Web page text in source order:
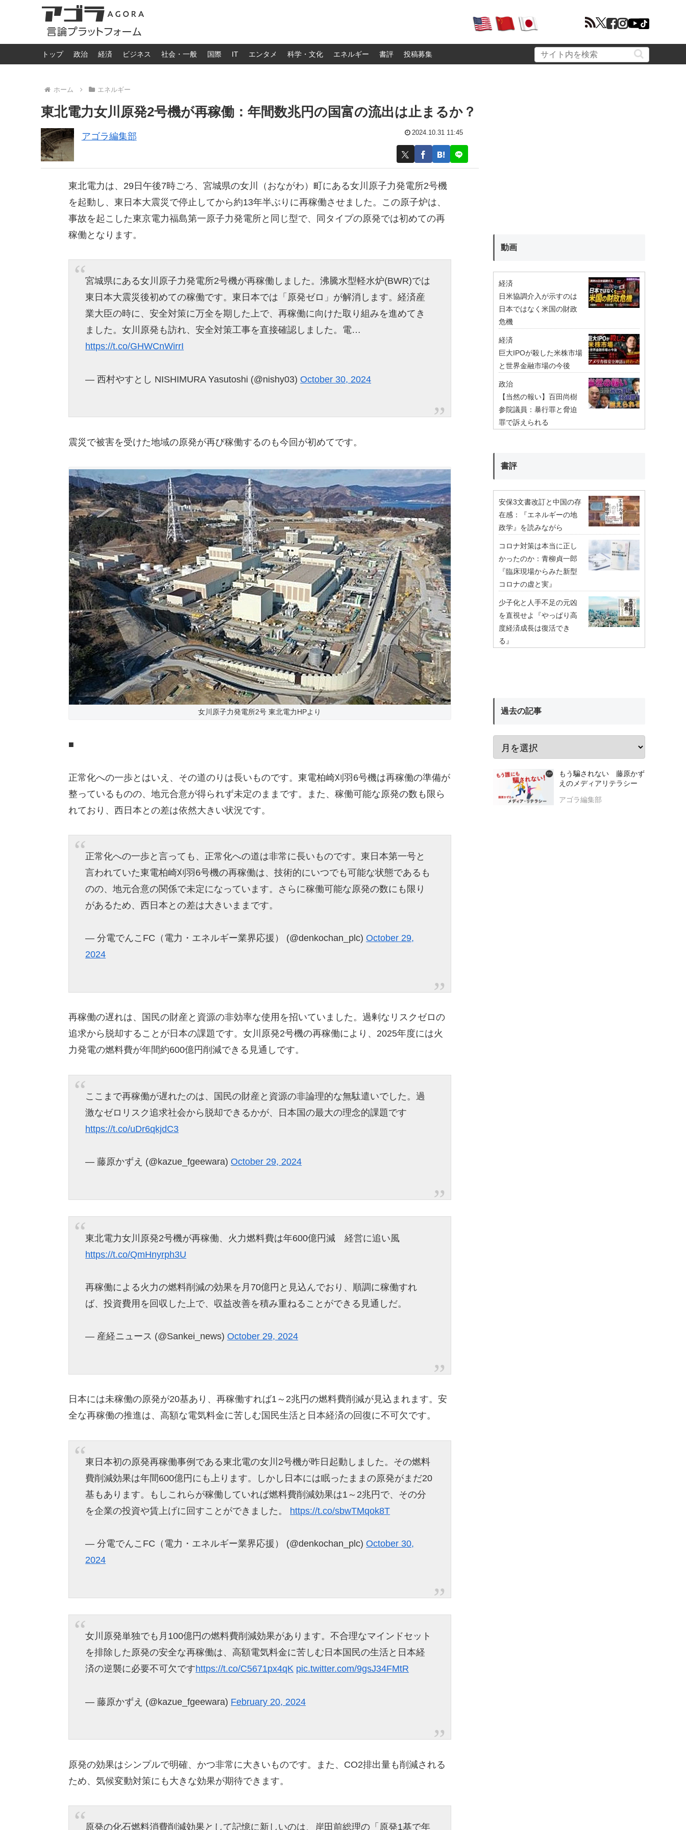
トップ 政治 経済 ビジネス 社会・一般 国際 IT エンタメ 科学・文化 エネルギー 書評 投稿募集
ホーム エネルギー
東北電力女川原発2号機が再稼働：年間数兆円の国富の流出は止まるか？
アゴラ編集部 2024.10.31 11:45
東北電力は、29日午後7時ごろ、宮城県の女川（おながわ）町にある女川原子力発電所2号機
を起動し、東日本大震災で停止してから約13年半ぶりに再稼働させました。この原子炉は、
事故を起こした東京電力福島第一原子力発電所と同じ型で、同タイプの原発では初めての再
稼働となります。
宮城県にある女川原子力発電所2号機が再稼働しました。沸騰水型軽水炉(BWR)では
東日本大震災後初めての稼働です。東日本では「原発ゼロ」が解消します。経済産
業大臣の時に、安全対策に万全を期した上で、再稼働に向けた取り組みを進めてき
ました。女川原発も訪れ、安全対策工事を直接確認しました。電…
https://t.co/GHWCnWirrI
— 西村やすとし NISHIMURA Yasutoshi (@nishy03)October 30, 2024
震災で被害を受けた地域の原発が再び稼働するのも今回が初めてです。
女川原子力発電所2号 東北電力HPより
■
正常化への一歩とはいえ、その道のりは長いものです。東電柏崎刈羽6号機は再稼働の準備が
整っているものの、地元合意が得られず未定のままです。また、稼働可能な原発の数も限ら
れており、西日本との差は依然大きい状況です。
正常化への一歩と言っても、正常化への道は非常に長いものです。東日本第一号と
言われていた東電柏崎刈羽6号機の再稼働は、技術的にいつでも可能な状態であるも
のの、地元合意の関係で未定になっています。さらに稼働可能な原発の数にも限り
があるため、西日本との差は大きいままです。
— 分電でんこFC（電力・エネルギー業界応援） (@denkochan_plc)October 29,
2024
再稼働の遅れは、国民の財産と資源の非効率な使用を招いていました。過剰なリスクゼロの
追求から脱却することが日本の課題です。女川原発2号機の再稼働により、2025年度には火
力発電の燃料費が年間約600億円削減できる見通しです。
ここまで再稼働が遅れたのは、国民の財産と資源の非論理的な無駄遣いでした。過
激なゼロリスク追求社会から脱却できるかが、日本国の最大の理念的課題です
https://t.co/uDr6qkjdC3
— 藤原かずえ (@kazue_fgeewara)October 29, 2024
東北電力女川原発2号機が再稼働、火力燃料費は年600億円減 経営に追い風
https://t.co/QmHnyrph3U
再稼働による火力の燃料削減の効果を月70億円と見込んでおり、順調に稼働すれ
ば、投資費用を回収した上で、収益改善を積み重ねることができる見通しだ。
— 産経ニュース (@Sankei_news)October 29, 2024
日本には未稼働の原発が20基あり、再稼働すれば1～2兆円の燃料費削減が見込まれます。安
全な再稼働の推進は、高額な電気料金に苦しむ国民生活と日本経済の回復に不可欠です。
東日本初の原発再稼働事例である東北電の女川2号機が昨日起動しました。その燃料
費削減効果は年間600億円にも上ります。しかし日本には眠ったままの原発がまだ20
基もあります。もしこれらが稼働していれば燃料費削減効果は1～2兆円で、その分
を企業の投資や賃上げに回すことができました。 https://t.co/sbwTMqok8T
— 分電でんこFC（電力・エネルギー業界応援） (@denkochan_plc)October 30,
2024
女川原発単独でも月100億円の燃料費削減効果があります。不合理なマインドセット
を排除した原発の安全な再稼働は、高額電気料金に苦しむ日本国民の生活と日本経
済の逆襲に必要不可欠ですhttps://t.co/C5671px4qK pic.twitter.com/9gsJ34FMtR
— 藤原かずえ (@kazue_fgeewara) February 20, 2024
原発の効果はシンプルで明確、かつ非常に大きいものです。また、CO2排出量も削減される
ため、気候変動対策にも大きな効果が期待できます。
原発の化石燃料消費削減効果として記憶に新しいのは、岸田前総理の「原発1基で年
動画
経済
日米協調介入が示すのは
日本ではなく米国の財政
危機
経済
巨大IPOが殺した米株市場
と世界金融市場の今後
政治
【当然の報い】百田尚樹
参院議員：暴行罪と脅迫
罪で訴えられる
書評
安保3文書改訂と中国の存
在感：『エネルギーの地
政学』を読みながら
コロナ対策は本当に正し
かったのか：青柳貞一郎
『臨床現場からみた新型
コロナの虚と実』
少子化と人手不足の元凶
を直視せよ『やっぱり高
度経済成長は復活でき
る』
過去の記事
もう騙されない 藤原かず
えのメディアリテラシー
アゴラ編集部